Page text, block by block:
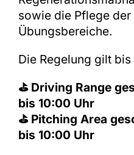
sowie die Pflege
Übungsbereiche.
Die Regelung gilt
⛳ Driving Range
bis 10:00 Uhr
⛳ Pitching Area
bis 10:00 Uhr